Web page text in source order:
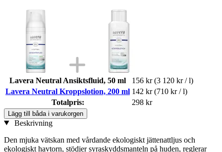
Lavera Neutral Ansiktsfluid, 50 ml 156 kr (3 120 kr / l)
Lavera Neutral Kroppslotion, 200 ml 142 kr (710 kr / l)
Totalpris:
298 kr
Lägg till båda i varukorgen
Beskrivning
Den mjuka vätskan med vårdande ekologiskt jättenattljus och
ekologiskt havtorn, stödjer syraskyddsmanteln på huden, reglerar